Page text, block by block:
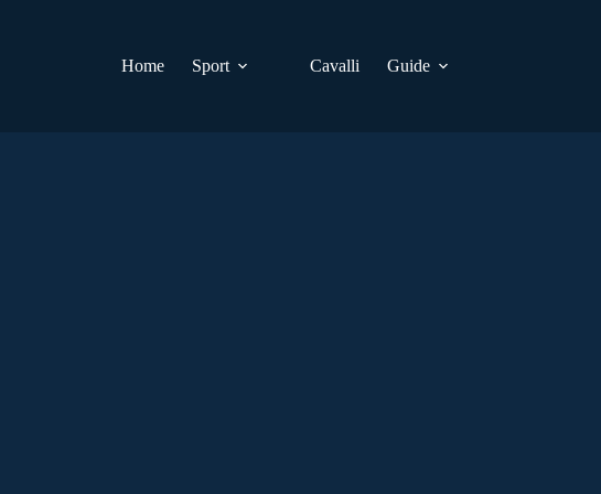
Home
Sport Cavalli Guide